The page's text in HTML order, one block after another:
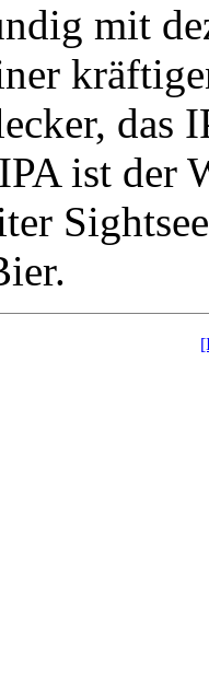
mit
das
ist der